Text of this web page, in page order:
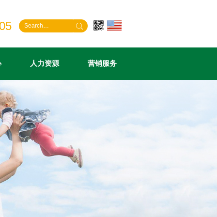
人力资源 营销服务
资质荣誉
相关产业
标准法规
信息快报
增稠剂
剂 复配抗氧化剂
微晶纤维素
联系我们